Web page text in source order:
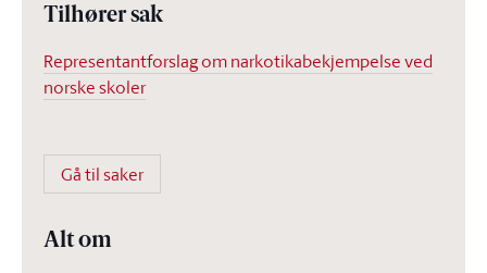
Tilhører sak
Representantforslag om narkotikabekjempelse ved
norske skoler
Gå til saker
Alt om